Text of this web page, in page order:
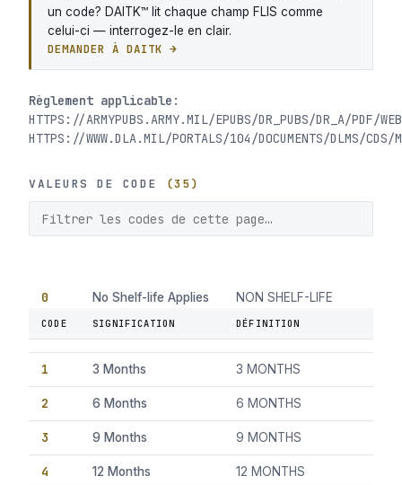
un code? DAITK™ lit chaque champ FLIS comme
celui-ci — interrogez-le en clair.
DEMANDER À DAITK →
Règlement applicable:
HTTPS://ARMYPUBS.ARMY.MIL/EPUBS/DR_PUBS/DR_A/PDF/
HTTPS://WWW.DLA.MIL/PORTALS/104/DOCUMENTS/DLMS/CDS/
VALEURS DE CODE (35)
CODE SIGNIFICATION DÉFINITION
0 No Shelf-life Applies
NON SHELF-LIFE
ITEM, NO SHELF-LIFE
1 3 Months 3 MONTHS
2 6 Months 6 MONTHS
3 9 Months 9 MONTHS
4 12 Months 12 MONTHS